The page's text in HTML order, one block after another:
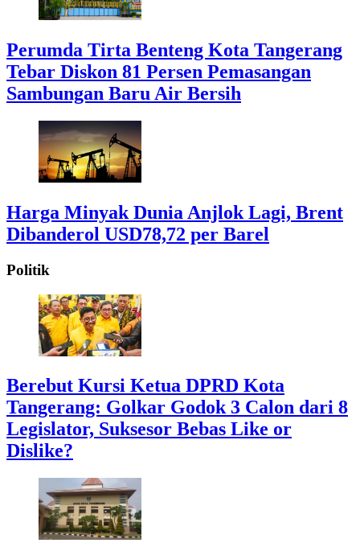
Perumda Tirta Benteng Kota Tangerang
Tebar Diskon 81 Persen Pemasangan
Sambungan Baru Air Bersih
Harga Minyak Dunia Anjlok Lagi, Brent
Dibanderol USD78,72 per Barel
Politik
Berebut Kursi Ketua DPRD Kota
Tangerang: Golkar Godok 3 Calon dari 8
Legislator, Suksesor Bebas Like or
Dislike?